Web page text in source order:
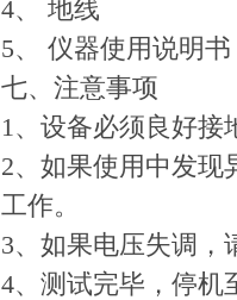
4、 地
5、 仪器使
七、注意事项
1、设备必须良好接
2、如果使用中发现
工作。
3、如果电压失调，
4、测试完毕，停机